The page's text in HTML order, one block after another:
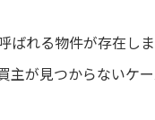
れる物件が存在しま
が見つからないケ